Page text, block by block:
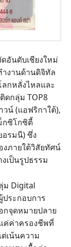
อันดับเชียงใหม่
ำงานด้านดิจิทัล
กหลั่งไหลและ
ดกลุ่ม TOP8
วน์ (แอฟริกาใต้),
กซิโกซิตี้
อรมนี) ซึ่ง
งภายใต้วิสัยทัศน์
เป็นรูปธรรม
ม Digital
ประกอบการ
กจุดหมายปลาย
ค่ค่าครองชีพที่
เน้นความ